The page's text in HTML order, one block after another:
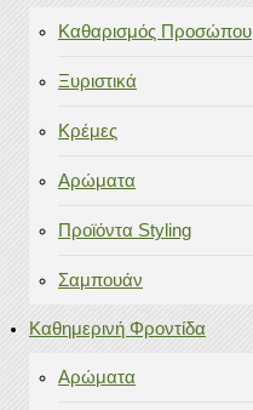
Καθαρισμός Προσώπου
Ξυριστικά
Κρέμες
Αρώματα
Προϊόντα Styling
Σαμπουάν
Καθημερινή Φροντίδα
Αρώματα